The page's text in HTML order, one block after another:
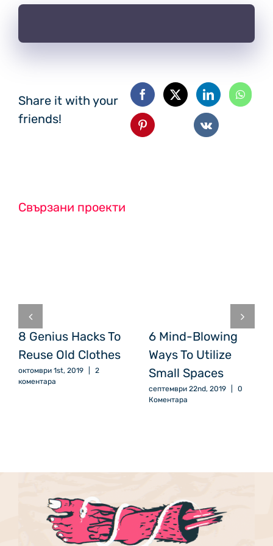
Share it with your
friends!
Свързани проекти
8 Genius Hacks To
Reuse Old Clothes
октомври 1st, 2019
2
коментара
6 Mind-Blowing
Ways To Utilize
Small Spaces
септември 22nd, 2019
0
Коментара